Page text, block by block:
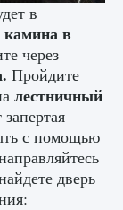
в
в
через
Пройдите
лестничный
с помощью
дверь